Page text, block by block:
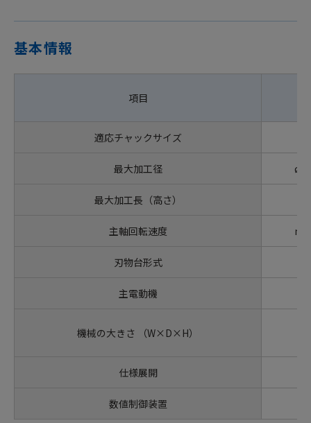
基本情報
項目
適応チャックサイズ
最大加工径
最大加工長（高さ）
主軸回転速度
刃物台形式
主電動機
機械の大きさ （W×D×H）
仕様展開
数値制御装置